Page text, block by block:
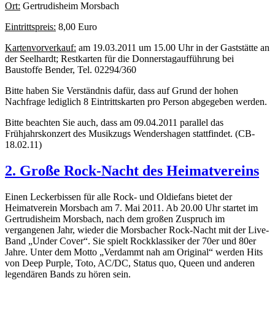
Ort: Gertrudisheim Morsbach
Eintrittspreis: 8,00 Euro
Kartenvorverkauf: am 19.03.2011 um 15.00 Uhr in der Gaststätte an
der Seelhardt; Restkarten für die Donnerstagaufführung bei
Baustoffe Bender, Tel. 02294/360
Bitte haben Sie Verständnis dafür, dass auf Grund der hohen
Nachfrage lediglich 8 Eintrittskarten pro Person abgegeben werden.
Bitte beachten Sie auch, dass am 09.04.2011 parallel das
Frühjahrskonzert des Musikzugs Wendershagen stattfindet. (CB-
18.02.11)
2. Große Rock-Nacht des Heimatvereins
Einen Leckerbissen für alle Rock- und Oldiefans bietet der
Heimatverein Morsbach am 7. Mai 2011. Ab 20.00 Uhr startet im
Gertrudisheim Morsbach, nach dem großen Zuspruch im
vergangenen Jahr, wieder die Morsbacher Rock-Nacht mit der Live-
Band „Under Cover“. Sie spielt Rockklassiker der 70er und 80er
Jahre. Unter dem Motto „Verdammt nah am Original“ werden Hits
von Deep Purple, Toto, AC/DC, Status quo, Queen und anderen
legendären Bands zu hören sein.